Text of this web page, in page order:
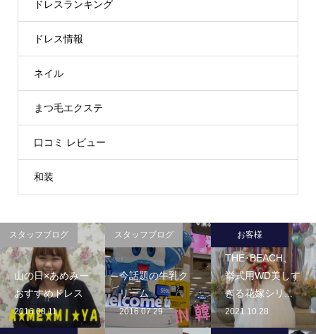
ドレスランキング
ドレス情報
ネイル
まつ毛エクステ
口コミ レビュー
和装
山の日×あめみー
おすすめドレス
2016.08.11
スタッフブログ
今話題の牛乳ク
リーム
2016.07.29
スタッフブログ
THE･BEACH、
挙式用WD美しす
ぎる花嫁シリ...
2021.10.28
お客様